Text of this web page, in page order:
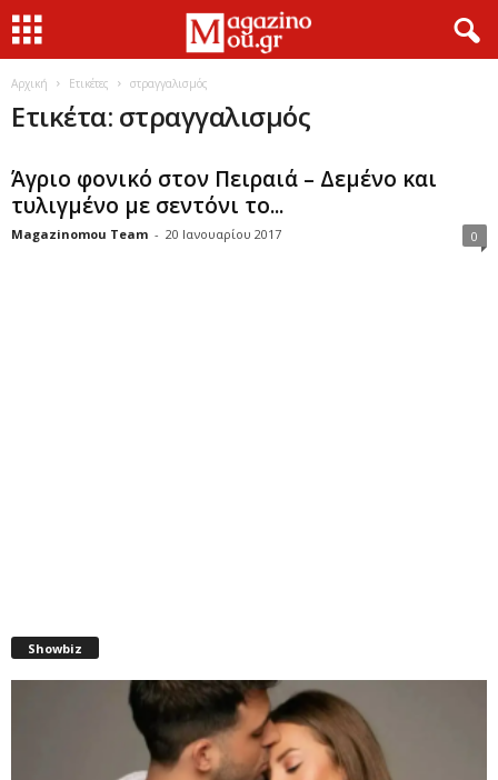
Αρχική Ετικέτες στραγγαλισμός
Ετικέτα: στραγγαλισμός
Άγριο φονικό στον Πειραιά – Δεμένο και
τυλιγμένο με σεντόνι το...
Magazinomou Team - 20 Ιανουαρίου 2017 0
Showbiz